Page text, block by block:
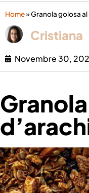
Home»Granola golosa
Cristiana
Novembre 30,